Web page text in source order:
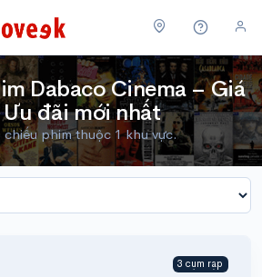
Dabaco Cinema – Giá
Ưu đãi mới nhất
chiếu phim thuộc 1 khu vực.
3 cụm rạp